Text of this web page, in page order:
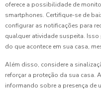
oferece a possibilidade de
smartphones. Certifique-se de
configurar as notificações para
qualquer atividade suspeita. Isso
do que acontece em sua casa,
Além disso, considere a
reforçar a proteção da sua casa.
informando sobre a presença de